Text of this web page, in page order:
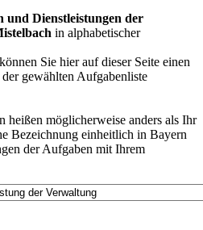
und Dienstleistungen der
in alphabetischer
Sie hier auf dieser Seite einen
gewählten Aufgabenliste
heißen möglicherweise anders als Ihr
Bezeichnung einheitlich in Bayern
der Aufgaben mit Ihrem